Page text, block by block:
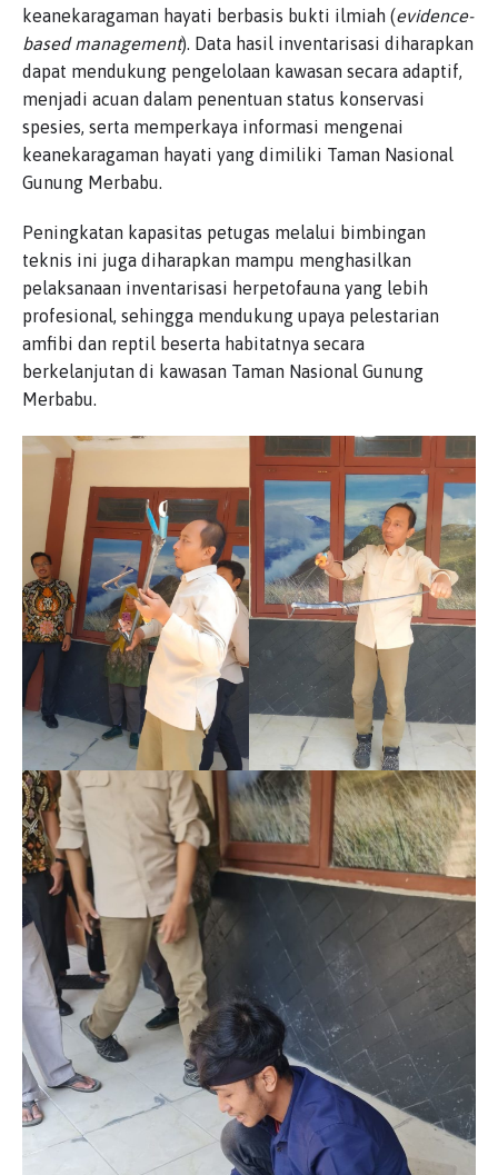
keanekaragaman hayati berbasis bukti ilmiah (evidence-
based management). Data hasil inventarisasi diharapkan
dapat mendukung pengelolaan kawasan secara adaptif,
menjadi acuan dalam penentuan status konservasi
spesies, serta memperkaya informasi mengenai
keanekaragaman hayati yang dimiliki Taman Nasional
Gunung Merbabu.
Peningkatan kapasitas petugas melalui bimbingan
teknis ini juga diharapkan mampu menghasilkan
pelaksanaan inventarisasi herpetofauna yang lebih
profesional, sehingga mendukung upaya pelestarian
amfibi dan reptil beserta habitatnya secara
berkelanjutan di kawasan Taman Nasional Gunung
Merbabu.